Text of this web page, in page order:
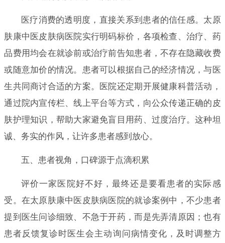
医疗消费的透明度，直接关系到患者的信任感。太原
肤康中医皮肤病医院实行明码标价，各项检查、治疗、药
品费用均会在就诊前或治疗前告知患者，不存在隐藏收费
或随意加价的情况。患者可以根据自己的经济情况，与医
生共同商讨合适的方案。医院还定期开展健康科普活动，
通过院内宣传栏、线上平台等方式，向公众传递正确的皮
肤护理知识，帮助大家避免盲目用药、过度治疗。这种坦
诚、务实的作风，让许多患者感到放心。
五、患者视角，口碑源于点滴积累
评价一家医院好不好，最终还是要看患者的实际感
受。在太原肤康中医皮肤病医院的就诊案例中，不少患者
提到医生问诊细致、不急于开药，而是先弄清原因；也有
患者反馈复诊时医生会主动询问病情变化，及时调整方